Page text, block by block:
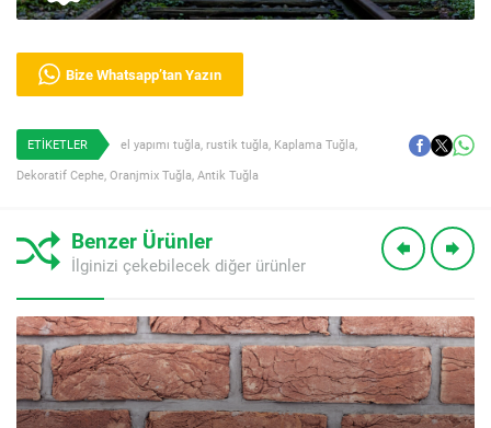
Bize Whatsapp’tan Yazın
ETİKETLER el yapımı tuğla rustik tuğla Kaplama Tuğla
Dekoratif Cephe Oranjmix Tuğla Antik Tuğla
Benzer Ürünler
İlginizi çekebilecek diğer ürünler